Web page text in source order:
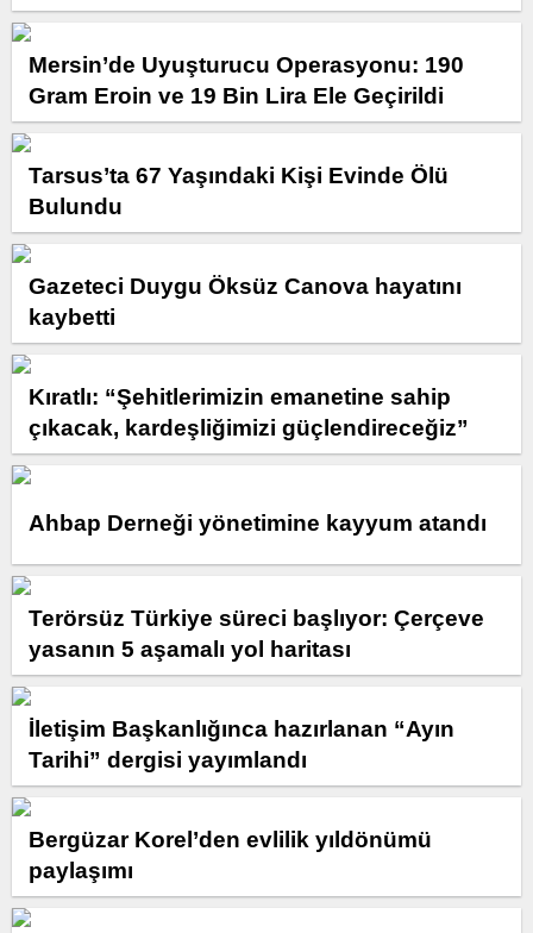
Mersin’de Uyuşturucu Operasyonu: 190
Gram Eroin ve 19 Bin Lira Ele Geçirildi
Tarsus’ta 67 Yaşındaki Kişi Evinde Ölü
Bulundu
Gazeteci Duygu Öksüz Canova hayatını
kaybetti
Kıratlı: “Şehitlerimizin emanetine sahip
çıkacak, kardeşliğimizi güçlendireceğiz”
Ahbap Derneği yönetimine kayyum atandı
Terörsüz Türkiye süreci başlıyor: Çerçeve
yasanın 5 aşamalı yol haritası
İletişim Başkanlığınca hazırlanan “Ayın
Tarihi” dergisi yayımlandı
Bergüzar Korel’den evlilik yıldönümü
paylaşımı